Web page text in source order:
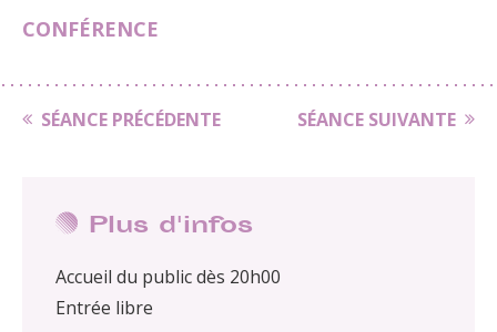
CONFÉRENCE
SÉANCE PRÉCÉDENTE SÉANCE SUIVANTE
Plus d'infos
Accueil du public dès 20h00
Entrée libre